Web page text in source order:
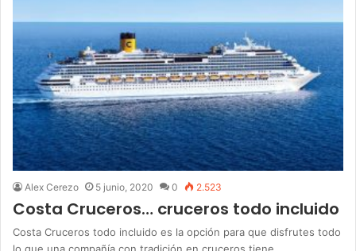
Alex Cerezo 5 junio, 2020 0 2.523
Costa Cruceros… cruceros todo incluido
Costa Cruceros todo incluido es la opción para que disfrutes todo
lo que una compañía con tradición en cruceros tiene…